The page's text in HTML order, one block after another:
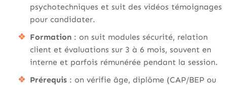
psychotechniques et suit des vidéos témoignages
pour candidater.
Formation : on suit modules sécurité, relation
client et évaluations sur 3 à 6 mois, souvent en
interne et parfois rémunérée pendant la session.
Prérequis : on vérifie âge, diplôme (CAP/BEP ou